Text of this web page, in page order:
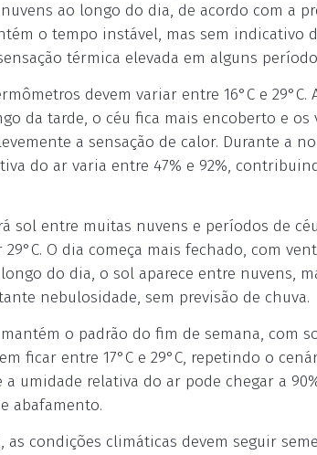
ao longo do dia, de acordo com a
o tempo instável, mas sem indicativo
térmica elevada em alguns
devem variar entre 16°C e
da tarde, o céu fica mais encoberto e
a sensação de calor. Durante a
do ar varia entre 47% e 92%,
sol entre muitas nuvens e períodos de
O dia começa mais fechado, com
longo do dia, o sol aparece entre nuvens,
nebulosidade, sem previsão de chuva.
o padrão do fim de semana, com
ficar entre 17°C e 29°C, repetindo o
a umidade relativa do ar pode chegar a
abafamento.
as condições climáticas devem seguir